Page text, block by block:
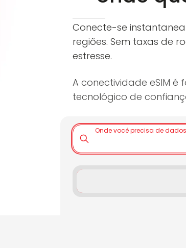
Conecte-se
regiões. Sem taxas de
estresse.
A conectividade eSIM
tecnológico de
Onde você precisa de